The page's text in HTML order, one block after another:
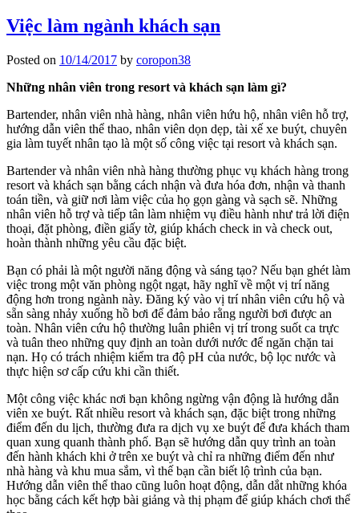
Việc làm ngành khách sạn
Posted on 10/14/2017 by coropon38
Những nhân viên trong resort và khách sạn làm gì?
Bartender, nhân viên nhà hàng, nhân viên hứu hộ, nhân viên hỗ trợ,
hướng dẫn viên thể thao, nhân viên dọn dẹp, tài xế xe buýt, chuyên
gia làm tuyết nhân tạo là một số công việc tại resort và khách sạn.
Bartender và nhân viên nhà hàng thường phục vụ khách hàng trong
resort và khách sạn bằng cách nhận và đưa hóa đơn, nhận và thanh
toán tiền, và giữ nơi làm việc của họ gọn gàng và sạch sẽ. Những
nhân viên hỗ trợ và tiếp tân làm nhiệm vụ điều hành như trả lời điện
thoại, đặt phòng, điền giấy tờ, giúp khách check in và check out,
hoàn thành những yêu cầu đặc biệt.
Bạn có phải là một người năng động và sáng tạo? Nếu bạn ghét làm
việc trong một văn phòng ngột ngạt, hãy nghĩ về một vị trí năng
động hơn trong ngành này. Đăng ký vào vị trí nhân viên cứu hộ và
sẵn sàng nhảy xuống hồ bơi để đảm bảo rằng người bơi được an
toàn. Nhân viên cứu hộ thường luân phiên vị trí trong suốt ca trực
và tuân theo những quy định an toàn dưới nước để ngăn chặn tai
nạn. Họ có trách nhiệm kiểm tra độ pH của nước, bộ lọc nước và
thực hiện sơ cấp cứu khi cần thiết.
Một công việc khác nơi bạn không ngừng vận động là hướng dẫn
viên xe buýt. Rất nhiều resort và khách sạn, đặc biệt trong những
điểm đến du lịch, thường đưa ra dịch vụ xe buýt để đưa khách tham
quan xung quanh thành phố. Bạn sẽ hướng dẫn quy trình an toàn
đến hành khách khi ở trên xe buýt và chỉ ra những điểm đến như
nhà hàng và khu mua sắm, vì thế bạn cần biết lộ trình của bạn.
Hướng dẫn viên thể thao cũng luôn hoạt động, dẫn dắt những khóa
học bằng cách kết hợp bài giảng và thị phạm để giúp khách chơi thể